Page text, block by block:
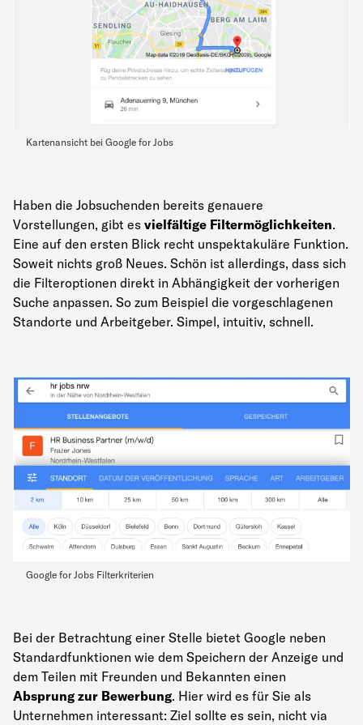
Kartenansicht bei Google for Jobs
Haben die Jobsuchenden bereits genauere
Vorstellungen, gibt es vielfältige Filtermöglichkeiten.
Eine auf den ersten Blick recht unspektakuläre Funktion.
Soweit nichts groß Neues. Schön ist allerdings, dass sich
die Filteroptionen direkt in Abhängigkeit der vorherigen
Suche anpassen. So zum Beispiel die vorgeschlagenen
Standorte und Arbeitgeber. Simpel, intuitiv, schnell.
Google for Jobs Filterkriterien
Bei der Betrachtung einer Stelle bietet Google neben
Standardfunktionen wie dem Speichern der Anzeige und
dem Teilen mit Freunden und Bekannten einen
Absprung zur Bewerbung. Hier wird es für Sie als
Unternehmen interessant: Ziel sollte es sein, nicht via